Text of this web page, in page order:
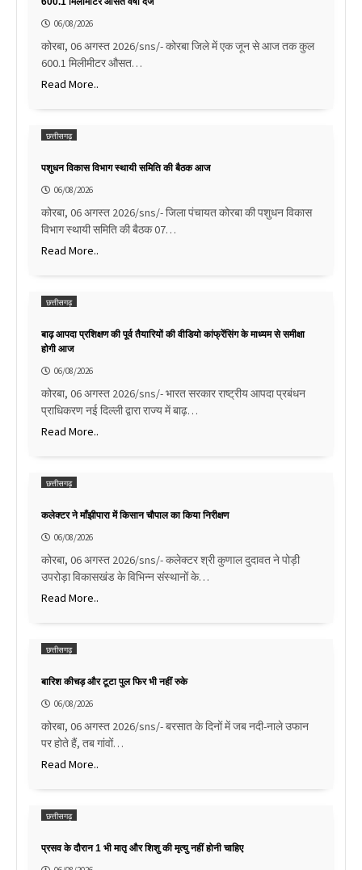
06/08/2026
कोरबा, 06 अगस्त 2026/sns/- कोरबा जिले में एक जून से आज तक कुल
600.1 मिलीमीटर औसत…
Read More..
छत्तीसगढ़
पशुधन विकास विभाग स्थायी समिति की बैठक आज
06/08/2026
कोरबा, 06 अगस्त 2026/sns/- जिला पंचायत कोरबा की पशुधन विकास
विभाग स्थायी समिति की बैठक 07…
Read More..
छत्तीसगढ़
बाढ़ आपदा प्रशिक्षण की पूर्व तैयारियों की वीडियो कांफ्रेंसिंग के माध्यम से समीक्षा
होगी आज
06/08/2026
कोरबा, 06 अगस्त 2026/sns/- भारत सरकार राष्ट्रीय आपदा प्रबंधन
प्राधिकरण नई दिल्ली द्वारा राज्य में बाढ़…
Read More..
छत्तीसगढ़
कलेक्टर ने माँझीपारा में किसान चौपाल का किया निरीक्षण
06/08/2026
कोरबा, 06 अगस्त 2026/sns/- कलेक्टर श्री कुणाल दुदावत ने पोड़ी
उपरोड़ा विकासखंड के विभिन्न संस्थानों के…
Read More..
छत्तीसगढ़
बारिश कीचड़ और टूटा पुल फिर भी नहीं रुके
06/08/2026
कोरबा, 06 अगस्त 2026/sns/- बरसात के दिनों में जब नदी-नाले उफान
पर होते हैं, तब गांवों…
Read More..
छत्तीसगढ़
प्रसव के दौरान 1 भी मातृ और शिशु की मृत्यु नहीं होनी चाहिए